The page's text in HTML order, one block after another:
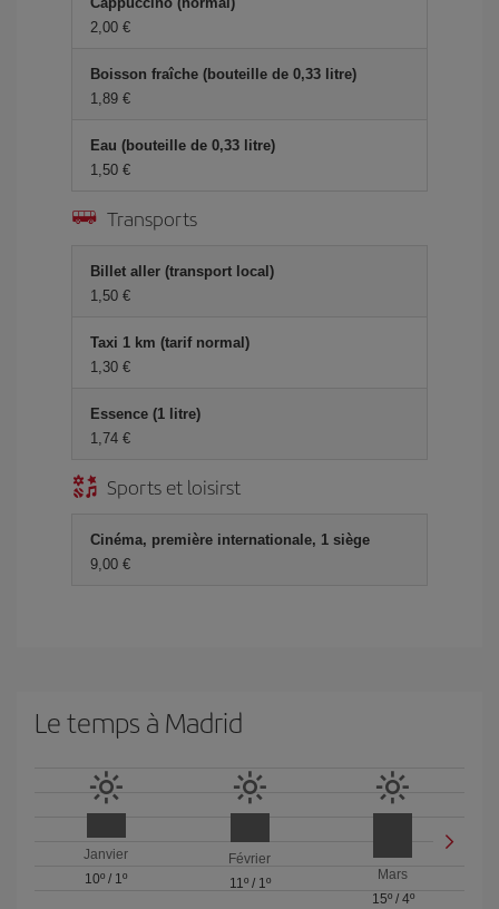
2,00 €
Boisson fraîche (bouteille de 0,33 litre)
1,89 €
Eau (bouteille de 0,33 litre)
1,50 €
Transports
Billet aller (transport local)
1,50 €
Taxi 1 km (tarif normal)
1,30 €
Essence (1 litre)
1,74 €
Sports et loisirst
Cinéma, première internationale, 1 siège
9,00 €
Le temps à Madrid
Janvier
10º / 1º
Février
11º/ 1º
Mars
15º/ 4º